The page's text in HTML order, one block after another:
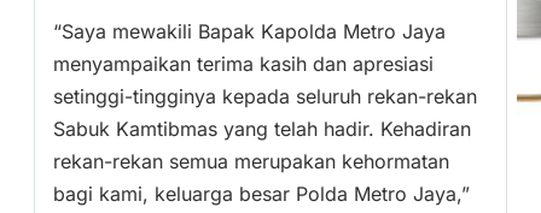
“Saya mewakili Bapak Kapolda Metro Jaya
menyampaikan terima kasih dan apresiasi
setinggi-tingginya kepada seluruh rekan-rekan
Sabuk Kamtibmas yang telah hadir. Kehadiran
rekan-rekan semua merupakan kehormatan
bagi kami, keluarga besar Polda Metro Jaya,”